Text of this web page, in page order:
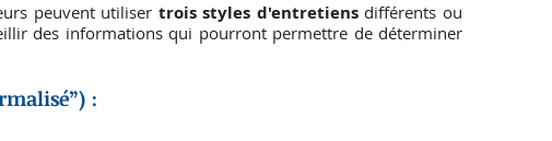
peuvent utiliser trois styles d'entretiens différents ou
des informations qui pourront permettre de déterminer
: